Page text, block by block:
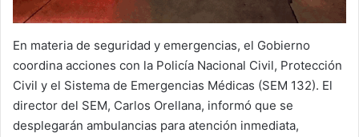
En materia de seguridad y emergencias, el Gobierno
coordina acciones con la Policía Nacional Civil, Protección
Civil y el Sistema de Emergencias Médicas (SEM 132). El
director del SEM, Carlos Orellana, informó que se
desplegarán ambulancias para atención inmediata,